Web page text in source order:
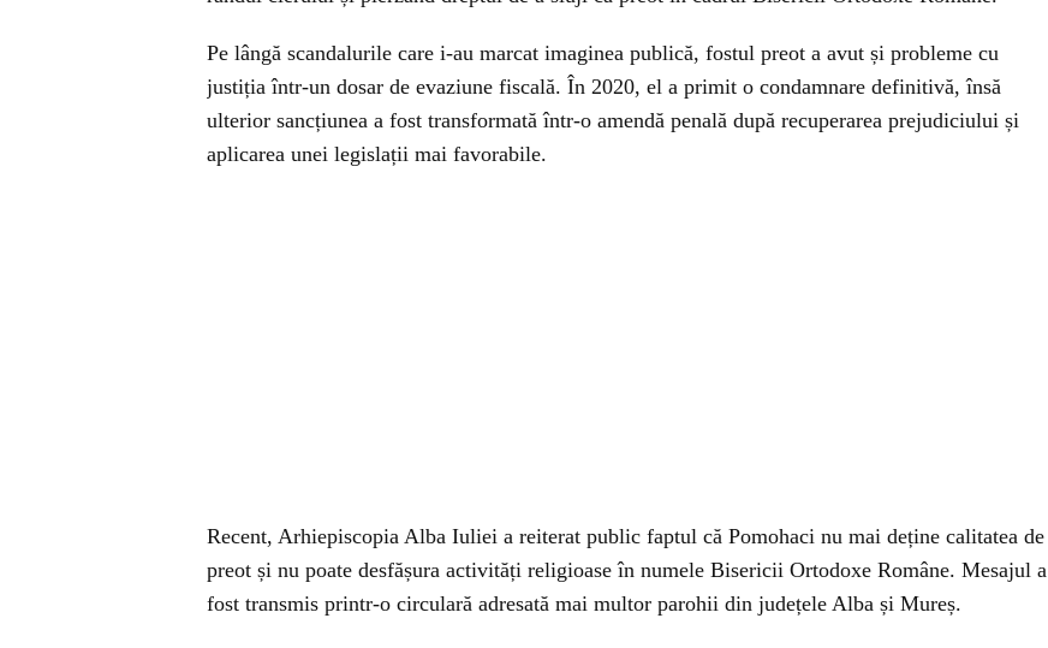
Pe lângă scandalurile care i-au marcat imaginea publică, fostul preot a avut și probleme cu
justiția într-un dosar de evaziune fiscală. În 2020, el a primit o condamnare definitivă, însă
ulterior sancțiunea a fost transformată într-o amendă penală după recuperarea prejudiciului și
aplicarea unei legislații mai favorabile.
Recent, Arhiepiscopia Alba Iuliei a reiterat public faptul că Pomohaci nu mai deține calitatea de
preot și nu poate desfășura activități religioase în numele Bisericii Ortodoxe Române. Mesajul a
fost transmis printr-o circulară adresată mai multor parohii din județele Alba și Mureș.